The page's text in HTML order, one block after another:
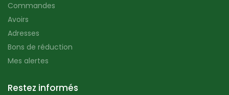
Commandes
Avoirs
Adresses
Bons de réduction
Mes alertes
Restez informés